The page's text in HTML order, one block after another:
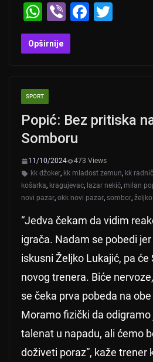
W
h
at
A
p
p
Vi
b
er
F
o
Opširnije
SPORT
Popić: Bez pritiska
Somboru
11/10/2024
473 Views
kk džoker, kk mladost zemun, kk
košarka, kragujevac, lazar nekić, milan
novi pazar, okk novi pazar, sombor,
“Jedva čekam da vidim
igrača. Nadam se pobedi
iskusni Željko Lukajić, pa
novog trenera. Biće
se čeka prva pobeda na
Moramo fizički da
talenat u napadu, ali ćemo
doživeti poraz”, kaže trener